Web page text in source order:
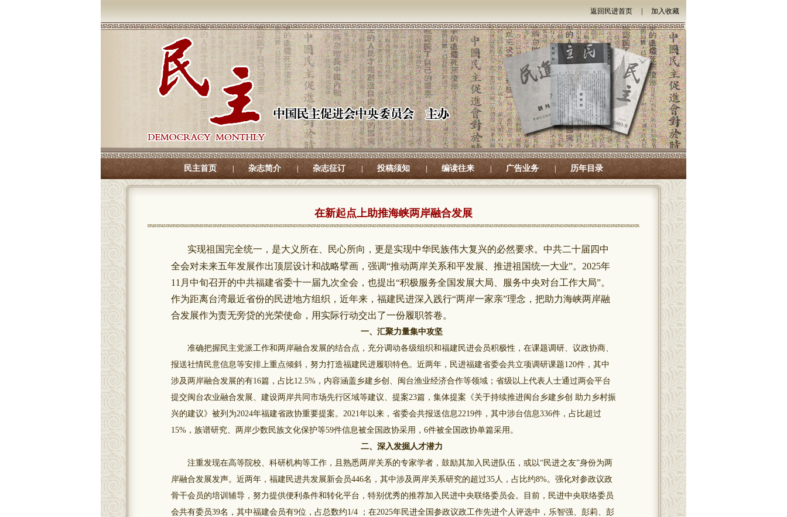
返回民进首页 加入收藏
民主首页 | 杂志简介 | 杂志征订 | 投稿须知 | 编读往来 广告业务 | 历年目录
在新起点上助推海峡两岸融合发展
实现祖国完全统一，是大义所在、民心所向，更是实现中华民族伟大复兴的必然要求。中共二十届四中
全会对未来五年发展作出顶层设计和战略擘画，强调“推动两岸关系和平发展、推进祖国统一大业”。2025年
11月中旬召开的中共福建省委十一届九次全会，也提出“积极服务全国发展大局、服务中央对台工作大局”。
作为距离台湾最近省份的民进地方组织，近年来，福建民进深入践行“两岸一家亲”理念，把助力海峡两岸融
合发展作为责无旁贷的光荣使命，用实际行动交出了一份履职答卷。
一、汇聚力量集中攻坚
准确把握民主党派工作和两岸融合发展的结合点，充分调动各级组织和福建民进会员积极性，在课题调研、议政协商、
报送社情民意信息等安排上重点倾斜，努力打造福建民进履职特色。近两年，民进福建省委会共立项调研课题120件，其中
涉及两岸融合发展的有16篇，占比12.5%，内容涵盖乡建乡创、闽台渔业经济合作等领域；省级以上代表人士通过两会平台
提交闽台农业融合发展、建设两岸共同市场先行区域等建议、提案23篇，集体提案《关于持续推进闽台乡建乡创 助力乡村振
兴的建议》被列为2024年福建省政协重要提案。2021年以来，省委会共报送信息2219件，其中涉台信息336件，占比超过
15%，族谱研究、两岸少数民族文化保护等59件信息被全国政协采用，6件被全国政协单篇采用。
二、深入发掘人才潜力
注重发现在高等院校、科研机构等工作，且熟悉两岸关系的专家学者，鼓励其加入民进队伍，或以“民进之友”身份为两
岸融合发展发声。近两年，福建民进共发展新会员446名，其中涉及两岸关系研究的超过35人，占比约8%。强化对参政议政
骨干会员的培训辅导，努力提供便利条件和转化平台，特别优秀的推荐加入民进中央联络委员会。目前，民进中央联络委员
会共有委员39名，其中福建会员有9位，占总数约1/4 ；在2025年民进全国参政议政工作先进个人评选中，乐智强、彭莉、彭